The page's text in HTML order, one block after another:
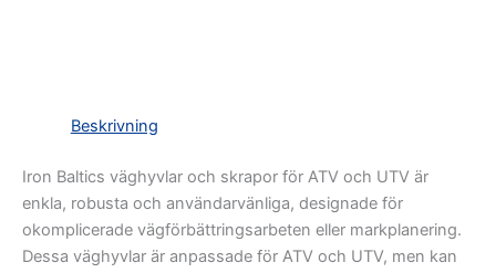
Beskrivning
Iron Baltics väghyvlar och skrapor för ATV och UTV är
enkla, robusta och användarvänliga, designade för
okomplicerade vägförbättringsarbeten eller markplanering.
Dessa väghyvlar är anpassade för ATV och UTV, men kan